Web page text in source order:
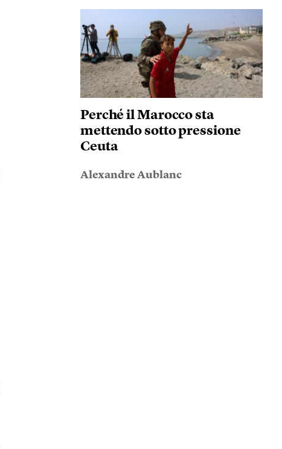
Perché il Marocco sta
mettendo sotto pressione
Ceuta
Alexandre Aublanc